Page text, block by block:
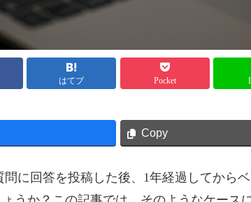
はてブ Pocket
Copy
に回答を投稿した後、1年経過してから